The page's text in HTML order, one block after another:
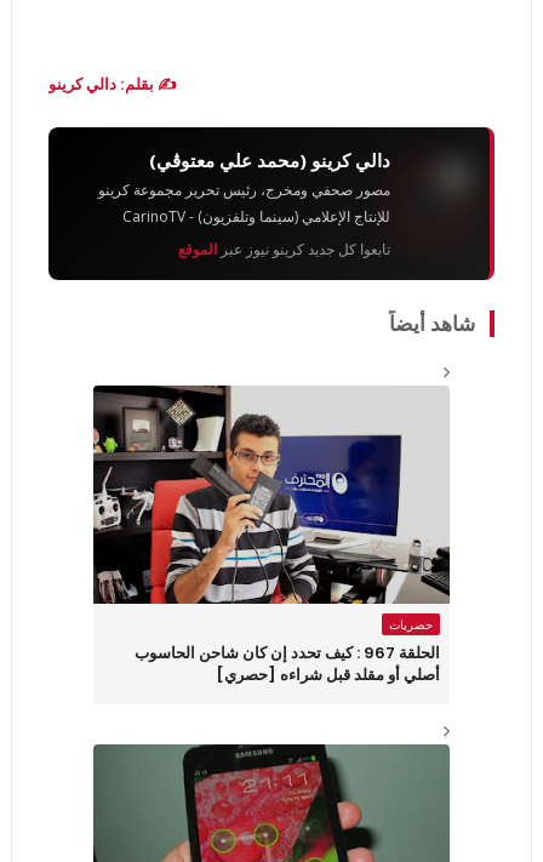
✍️ بقلم: دالي كرينو
دالي كرينو (محمد علي معتوڨي)
مصور صحفي ومخرج، رئيس تحرير مجموعة كرينو
للإنتاج الإعلامي (سينما وتلفزيون) - CarinoTV
تابعوا كل جديد كرينو نيوز عبر الموقع
شاهد أيضاً
حصريات
الحلقة 967 : كيف تحدد إن كان شاحن الحاسوب
أصلي أو مقلد قبل شراءه [حصري]